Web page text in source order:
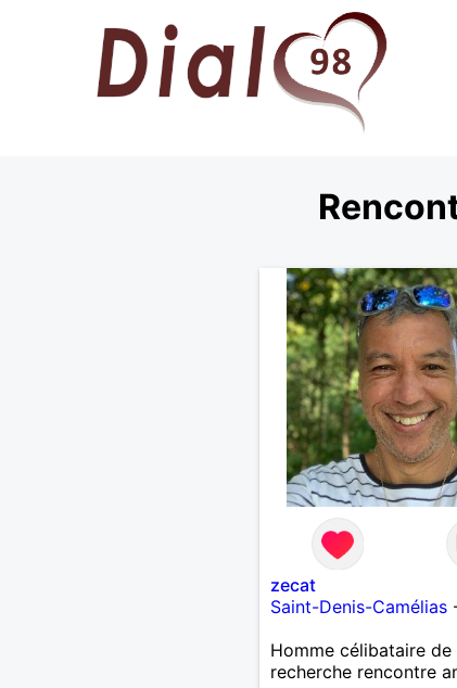
zecat
Saint-Denis-Camélias
Homme célibataire de
recherche rencontre